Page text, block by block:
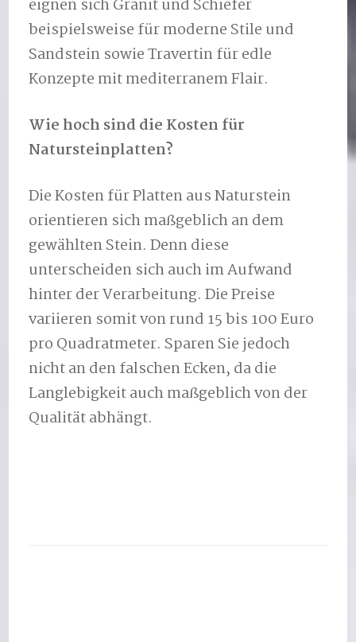
eignen sich Granit und Schiefer
beispielsweise für moderne Stile und
Sandstein sowie Travertin für edle
Konzepte mit mediterranem Flair.
Wie hoch sind die Kosten für
Natursteinplatten?
Die Kosten für Platten aus Naturstein
orientieren sich maßgeblich an dem
gewählten Stein. Denn diese
unterscheiden sich auch im Aufwand
hinter der Verarbeitung. Die Preise
variieren somit von rund 15 bis 100 Euro
pro Quadratmeter. Sparen Sie jedoch
nicht an den falschen Ecken, da die
Langlebigkeit auch maßgeblich von der
Qualität abhängt.